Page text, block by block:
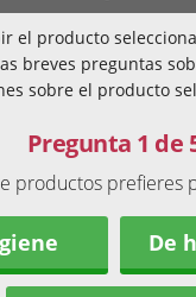
el producto
breves preguntas
sobre el producto
Pregunta 1 de
productos prefieres
De